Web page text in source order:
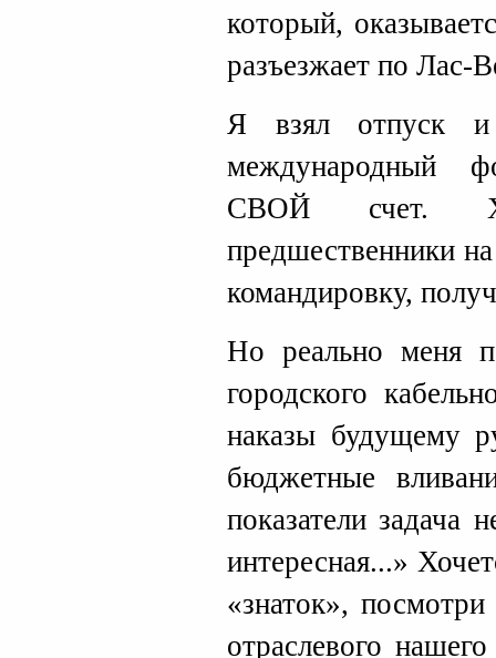
который,
разъезжает по Лас-
Я взял отпуск и
международный
СВОЙ счет.
предшественники
командировку,
Но реально меня
городского
наказы будущему
бюджетные
показатели задача
интересная...»
«знаток»,
отраслевого